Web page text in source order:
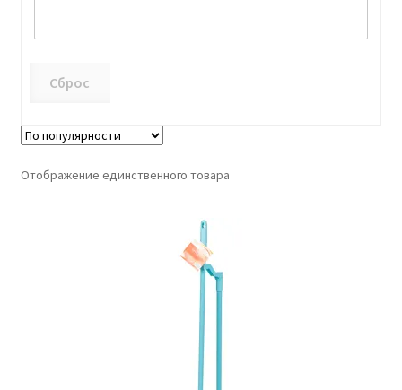
Сброс
Отображение единственного товара